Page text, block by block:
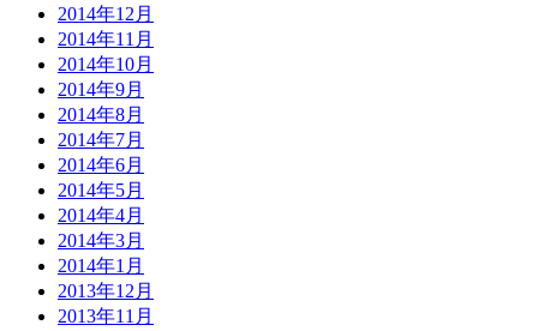
2014年12月
2014年11月
2014年10月
2014年9月
2014年8月
2014年7月
2014年6月
2014年5月
2014年4月
2014年3月
2014年1月
2013年12月
2013年11月